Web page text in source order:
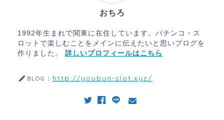
おちろ
1992年生まれで関東に在住しています。パチンコ・ス
ロットで楽しむことをメインに伝えたいと思いブログを
作りました。 詳しいプロフィールはこちら
BLOG： http://youbun-slot.xyz/